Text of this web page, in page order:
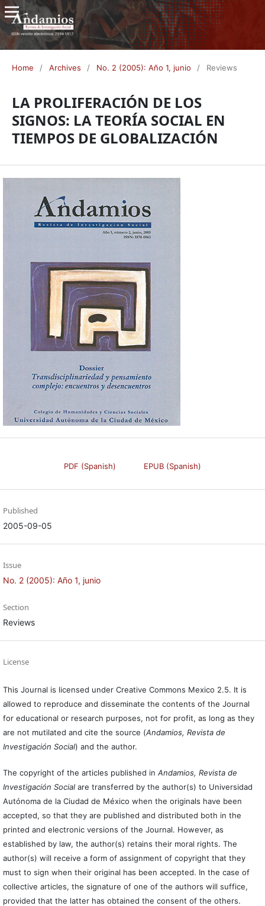
Home / Archives / No. 2 (2005): Año 1, junio / Reviews
LA PROLIFERACIÓN DE LOS
SIGNOS: LA TEORÍA SOCIAL EN
TIEMPOS DE GLOBALIZACIÓN
PDF (Spanish) EPUB (Spanish)
Published
2005-09-05
Issue
No. 2 (2005): Año 1, junio
Section
Reviews
License
This Journal is licensed under Creative Commons Mexico 2.5. It is
allowed to reproduce and disseminate the contents of the Journal
for educational or research purposes, not for profit, as long as they
are not mutilated and cite the source (Andamios, Revista de
Investigación Social) and the author.
The copyright of the articles published in Andamios, Revista de
Investigación Socialare transferred by the author(s) to Universidad
Autónoma de la Ciudad de México when the originals have been
accepted, so that they are published and distributed both in the
printed and electronic versions of the Journal. However, as
established by law, the author(s) retains their moral rights. The
author(s) will receive a form of assignment of copyright that they
must to sign when their original has been accepted. In the case of
collective articles, the signature of one of the authors will suffice,
provided that the latter has obtained the consent of the others.